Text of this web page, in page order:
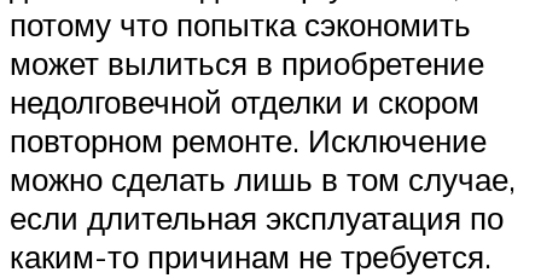
потому что попытка сэкономить
может вылиться в приобретение
недолговечной отделки и скором
повторном ремонте. Исключение
можно сделать лишь в том случае,
если длительная эксплуатация по
каким-то причинам не требуется.